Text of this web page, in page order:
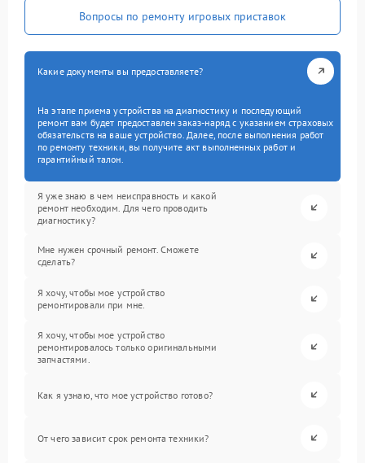
Вопросы по ремонту игровых приставок
Какие документы вы предоставляете?
На этапе приема устройства на диагностику и последующий
ремонт вам будет предоставлен заказ-наряд с указанием страховых
обязательств на ваше устройство. Далее, после выполнения работ
по ремонту техники, вы получите акт выполненных работ и
гарантийный талон.
Я уже знаю в чем неисправность и какой
ремонт необходим. Для чего проводить
диагностику?
Мне нужен срочный ремонт. Сможете
сделать?
Я хочу, чтобы мое устройство
ремонтировали при мне.
Я хочу, чтобы мое устройство
ремонтировалось только оригинальными
запчастями.
Как я узнаю, что мое устройство готово?
От чего зависит срок ремонта техники?